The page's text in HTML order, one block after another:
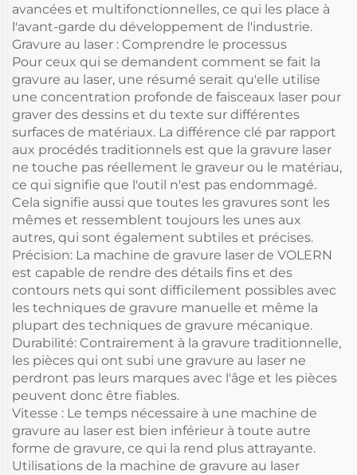
avancées et multifonctionnelles, ce qui les place à
l'avant-garde du développement de l'industrie.
Gravure au laser : Comprendre le processus
Pour ceux qui se demandent comment se fait la
gravure au laser, une résumé serait qu'elle utilise
une concentration profonde de faisceaux laser pour
graver des dessins et du texte sur différentes
surfaces de matériaux. La différence clé par rapport
aux procédés traditionnels est que la gravure laser
ne touche pas réellement le graveur ou le matériau,
ce qui signifie que l'outil n'est pas endommagé.
Cela signifie aussi que toutes les gravures sont les
mêmes et ressemblent toujours les unes aux
autres, qui sont également subtiles et précises.
Précision: La machine de gravure laser de VOLERN
est capable de rendre des détails fins et des
contours nets qui sont difficilement possibles avec
les techniques de gravure manuelle et même la
plupart des techniques de gravure mécanique.
Durabilité: Contrairement à la gravure traditionnelle,
les pièces qui ont subi une gravure au laser ne
perdront pas leurs marques avec l'âge et les pièces
peuvent donc être fiables.
Vitesse : Le temps nécessaire à une machine de
gravure au laser est bien inférieur à toute autre
forme de gravure, ce qui la rend plus attrayante.
Utilisations de la machine de gravure au laser